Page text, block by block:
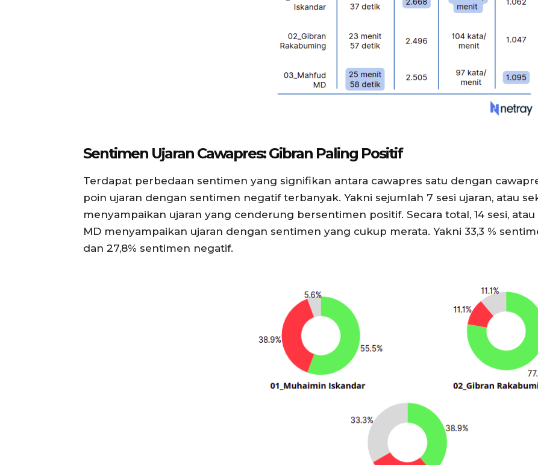
Sentimen Ujaran Cawapres:Gibran Paling Positif
Terdapat perbedaan sentimen yang signifikan antara cawapres satu dengan
poin ujaran dengan sentimen negatif terbanyak. Yakni sejumlah 7 sesi ujaran, atau
menyampaikan ujaran yang cenderung bersentimen positif. Secara total, 14 sesi,
MD menyampaikan ujaran dengan sentimen yang cukup merata. Yakni 33,3 %
dan 27,8% sentimen negatif.